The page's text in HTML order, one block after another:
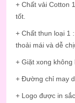
+ Chất vải Cotton
tốt.
+ Chất thun loại 1
thoải mái và dễ
+ Giặt xong không
+ Đường chỉ may
+ Logo được in